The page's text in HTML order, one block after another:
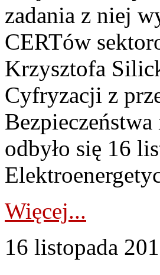
zadania z niej
CERTów
Krzysztofa
Cyfryzacji z
odbyło się 16
Więcej...
16 listopada